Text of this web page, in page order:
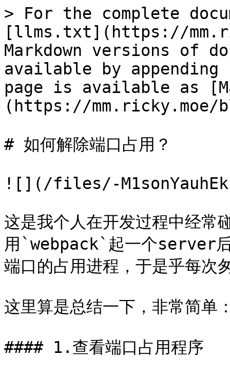
> For the complete
[llms.txt](https://
Markdown versions of
available by
page is available as
(https://mm.ricky.moe/
# 如何解除端口占用？
![](/files/-
这是我个人在开发过程中经常
用`webpack`起一个server后
端口的占用进程，于是乎每次
这里算是总结一下，非常简单
#### 1.查看端口占用程序